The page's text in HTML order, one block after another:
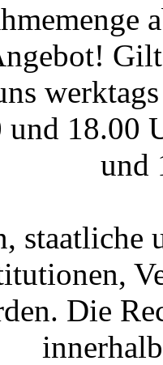
18.00
und
Die